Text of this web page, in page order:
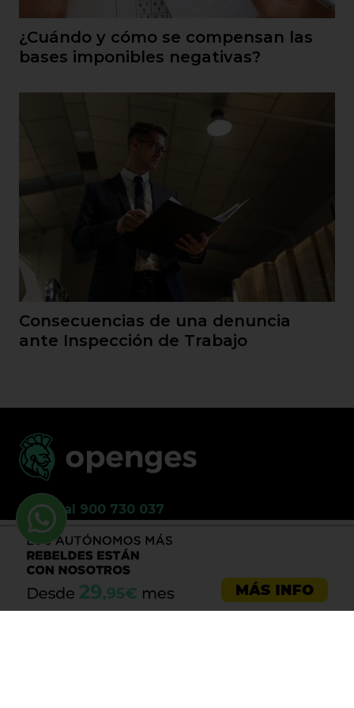
¿Cuándo y cómo se compensan las
bases imponibles negativas?
Consecuencias de una denuncia
ante Inspección de Trabajo
Llama al 900 730 037
Asesoría emprendedores
Asesoría empresas